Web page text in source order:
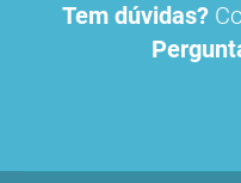
Tem dúvidas?